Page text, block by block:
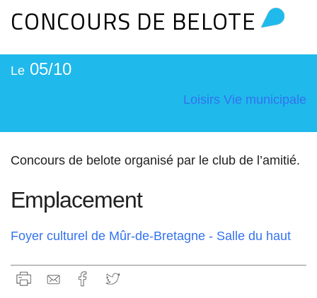
CONCOURS DE BELOTE
Le 05/10
Loisirs Vie municipale
Concours de belote organisé par le club de l’amitié.
Emplacement
Foyer culturel de Mûr-de-Bretagne - Salle du haut